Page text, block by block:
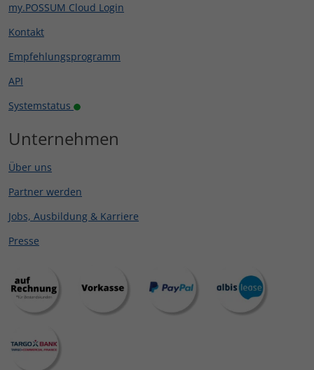
my.POSSUM Cloud Login
Kontakt
Empfehlungsprogramm
API
Systemstatus
Unternehmen
Über uns
Partner werden
Jobs, Ausbildung & Karriere
Presse